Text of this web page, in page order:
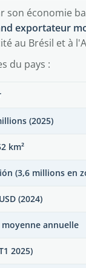
son économie
exportateur
au Brésil et à
du pays :
(2025)
km²
(3,6 millions en
(2024)
moyenne annuelle
2025)